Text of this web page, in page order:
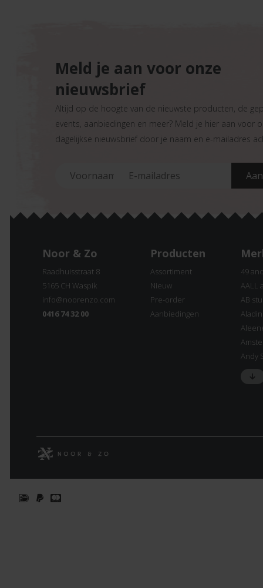
Meld je aan voor onze
nieuwsbrief
Altijd op de hoogte van de nieuwste producten, de
events, aanbiedingen en meer? Meld je hier aan voor
dagelijkse nieuwsbrief door je naam en e-mailadres
Noor & Zo
Raadhuisstraat 8
5165 CH Waspik
info@noorenzo.com
0416 74 32 00
Producten
Assortiment
Nieuw
Pre-order
Aanbiedingen
49
AALL
AB
Andy